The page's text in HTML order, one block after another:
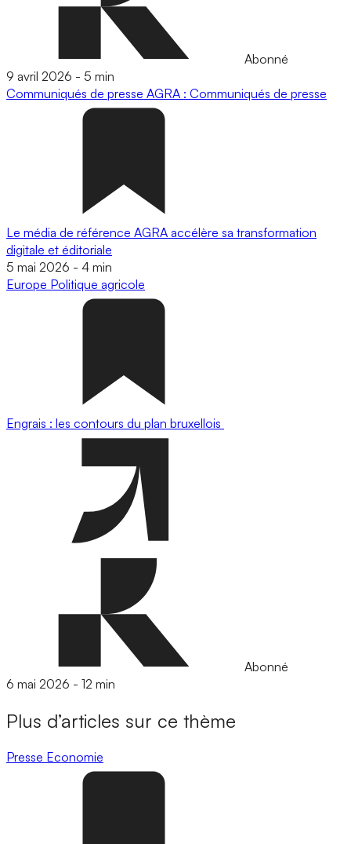
Abonné
9 avril 2026 - 5 min
Communiqués de presse AGRA : Communiqués de presse
Le média de référence AGRA accélère sa transformation
digitale et éditoriale
5 mai 2026 - 4 min
Europe Politique agricole
Engrais : les contours du plan bruxellois
Abonné
6 mai 2026 - 12 min
Plus d’articles sur ce thème
Presse Economie